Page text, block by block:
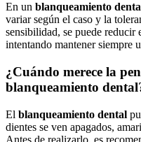
En un blanqueamiento
variar según el caso y la
sensibilidad, se puede reducir
intentando mantener siempre
¿Cuándo merece la
blanqueamiento
El blanqueamiento dental
dientes se ven apagados,
Antes de realizarlo, es